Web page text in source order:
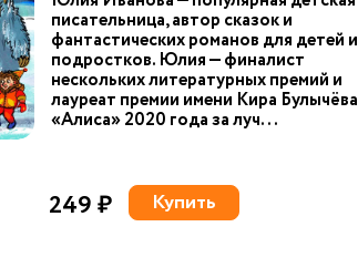
писательница, автор сказок и
фантастических романов для детей и
подростков. Юлия — финалист
нескольких литературных премий и
лауреат премии имени Кира Булычёва
«Алиса» 2020 года за луч...
249 ₽ Купить